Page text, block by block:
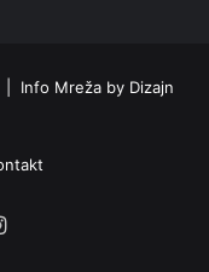
| Info Mreža by Dizajn
Instagram